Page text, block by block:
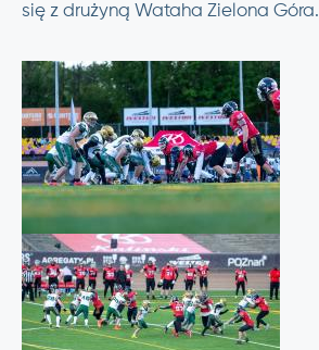
się z drużyną Wataha Zielona Góra.